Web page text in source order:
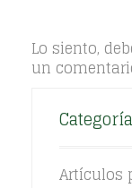
Lo siento,
un
Artículos